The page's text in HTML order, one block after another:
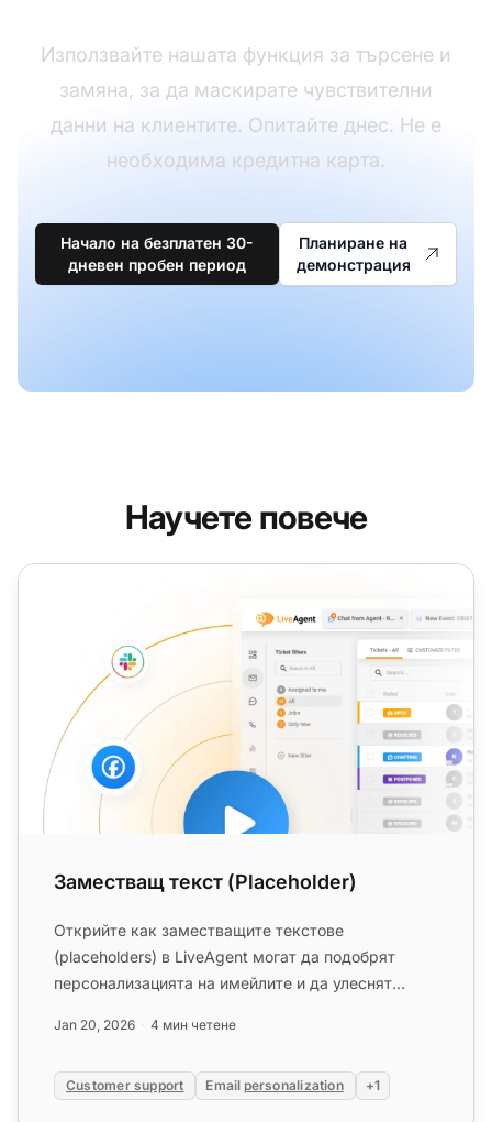
Използвайте нашата функция за търсене и
замяна, за да маскирате чувствителни
данни на клиентите. Опитайте днес. Не е
необходима кредитна карта.
Начало на безплатен 30-
дневен пробен период
Планиране на
демонстрация
Научете повече
Заместващ текст (Placeholder)
Заместващ текст (Placeholder)
Открийте как заместващите текстове
(placeholders) в LiveAgent могат да подобрят
персонализацията на имейлите и да улеснят
Jan 20, 2026 4 мин четене
Customer support Email personalization +1